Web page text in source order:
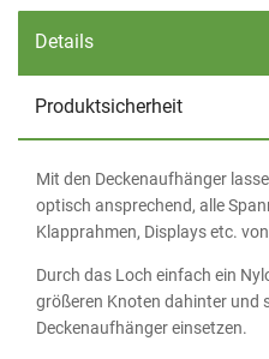
Details
Produktsicherheit
Mit den Deckenaufhänger
optisch ansprechend, alle
Klapprahmen, Displays etc.
Durch das Loch einfach ein
größeren Knoten dahinter und
Deckenaufhänger einsetzen.